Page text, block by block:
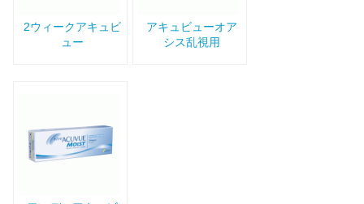
2ウィークアキュビ
ュー
アキュビューオア
シス乱視用